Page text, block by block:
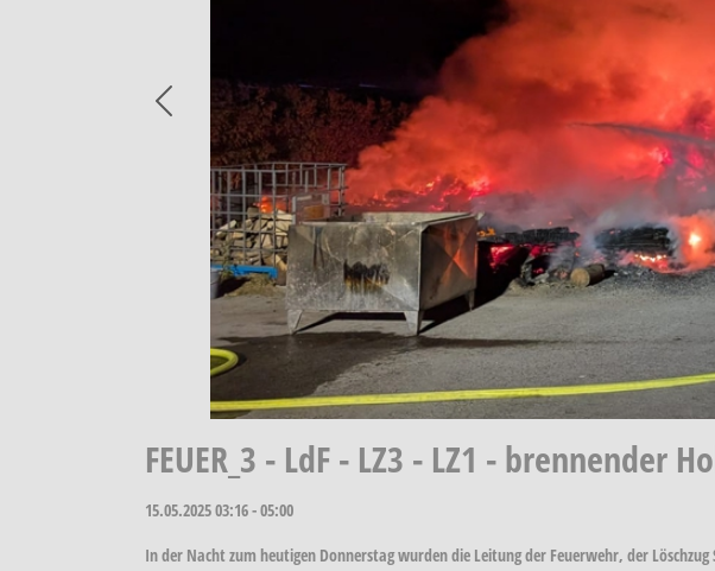
Previous
FEUER_3 - LdF - LZ3 - LZ1 -
15.05.202503:16 - 05:00
In der Nacht zum heutigen Donnerstag wurden die Leitung der Feuerwehr, der